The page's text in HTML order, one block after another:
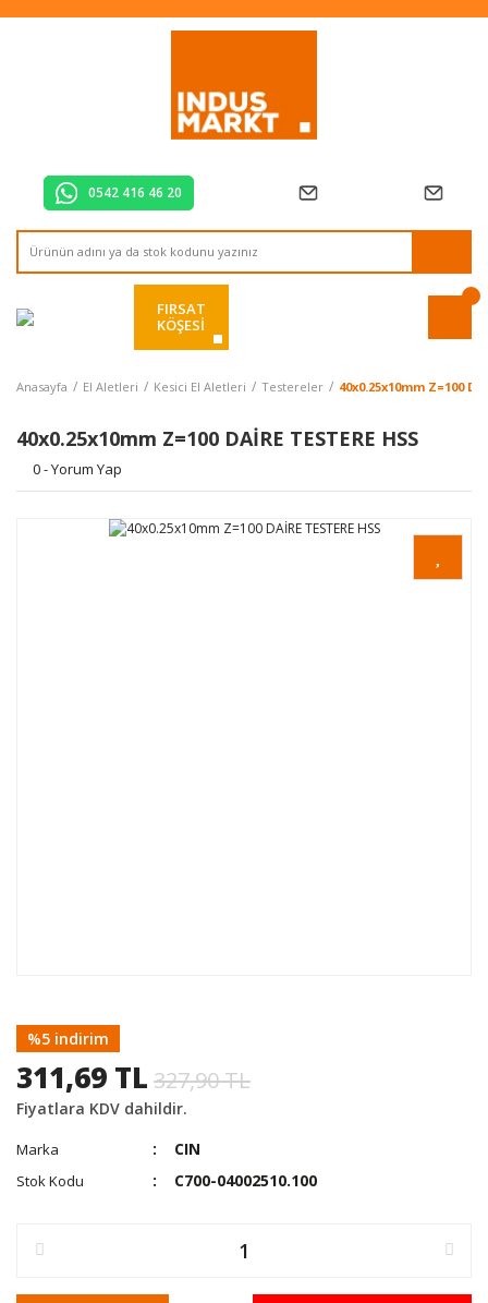
Tüm Alışverişlerde Vade Farksız 2 Taksit!
0542 416 46 20
FIRSAT
KÖŞESİ
Anasayfa El Aletleri Kesici El Aletleri Testereler 40x0.25x10mm Z=100
40x0.25x10mm Z=100 DAİRE TESTERE HSS
0 - Yorum Yap
%5 indirim
311,69 TL 327,90 TL
Fiyatlara KDV dahildir.
Marka CIN
Stok Kodu C700-04002510.100